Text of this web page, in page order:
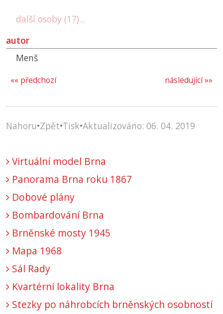
další osoby (17)...
autor
Menš
následující »»
«« předchozí
Nahoru•Zpět•Tisk•Aktualizováno: 06. 04. 2019
Virtuální model Brna
Panorama Brna roku 1867
Dobové plány
Bombardování Brna
Brněnské mosty 1945
Mapa 1968
Sál Rady
Kvartérní lokality Brna
Stezky po náhrobcích brněnských osobností